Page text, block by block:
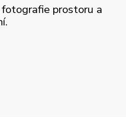
prostoru a